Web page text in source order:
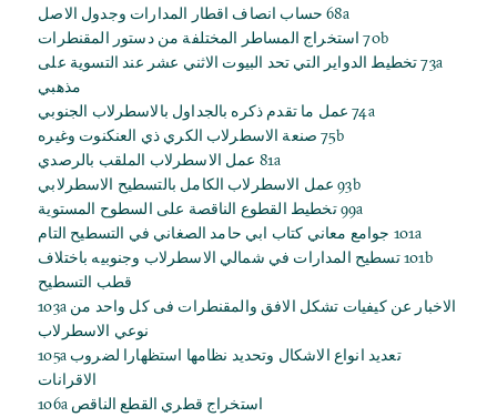
68a حساب انصاف اقطار المدارات وجدول الاصل
70b استخراج المساطر المختلفة من دستور المقنطرات
73a تخطيط الدواير التي تحد البيوت الاثني عشر عند التسوية على
مذهبي
74a عمل ما تقدم ذكره بالجداول بالاسطرلاب الجنوبي
75b صنعة الاسطرلاب الكري ذي العنكنوت وغيره
81a عمل الاسطرلاب الملقب بالرصدي
93b عمل الاسطرلاب الكامل بالتسطيح الاسطرلابي
99a تخطيط القطوع الناقصة على السطوح المستوية
101a جوامع معاني كتاب ابي حامد الصغاني في التسطيح التام
101b تسطيح المدارات في شمالي الاسطرلاب وجنوبيه باختلاف
قطب التسطيح
103a الاخبار عن كيفيات تشكل الافق والمقنطرات فى كل واحد من
نوعي الاسطرلاب
105a تعديد انواع الاشكال وتحديد نظامها استظهارا لضروب
الاقرانات
106a استخراج قطري القطع الناقص